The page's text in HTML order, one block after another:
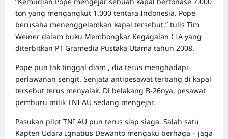
ton yang mengangkut 1.000 tentara Indonesia. Pope
berusaha menenggelamkan kapal tersebut,” tulis Tim
Weiner dalam buku Membongkar Kegagalan CIA yang
diterbitkan PT Gramedia Pustaka Utama tahun 2008.
Pope pun tak tinggal diam , dia terus menghadapi
perlawanan sengit. Senjata antipesawat terbang di kapal
tersebut terus menyalak. Di belakang B-26nya, pesawat
pemburu milik TNI AU sedang mengejar.
Pasukan pilot TNI AU pun terus siap siaga. Salah satu
Kapten Udara Ignatius Dewanto mengaku berhaga – jaga